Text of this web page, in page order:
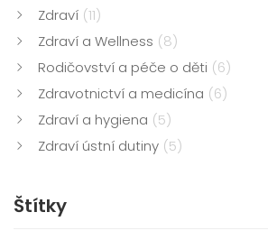
Zdraví (11)
Zdraví a Wellness (8)
Rodičovství a péče o děti (6)
Zdravotnictví a medicína (6)
Zdraví a hygiena (5)
Zdraví ústní dutiny (5)
Štítky